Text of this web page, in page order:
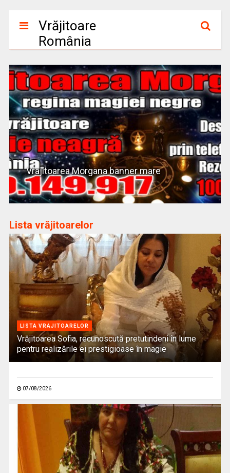
Vrăjitoare
România
Vrajitoarea Morgana banner mare
Lista vrăjitoarelor
LISTA VRAJITOARELOR
Vrăjitoarea Sofia, recunoscută pretutindeni în lume
pentru realizările ei prestigioase în magie
07/08/2026